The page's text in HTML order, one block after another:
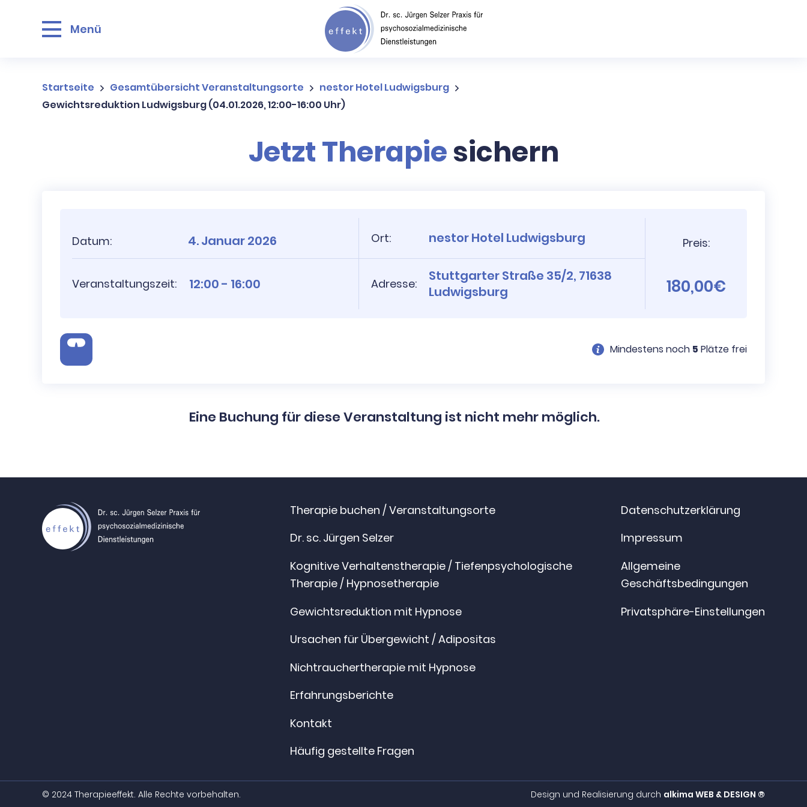
Menü
Startseite Gesamtübersicht Veranstaltungsorte
nestor Hotel Ludwigsburg
Gewichtsreduktion Ludwigsburg (04.01.2026, 12:00-16:00 Uhr)
Jetzt Therapiesichern
Datum: 4. Januar 2026
Veranstaltungszeit: 12:00 - 16:00
Ort: nestor Hotel Ludwigsburg
Adresse:
Stuttgarter Straße 35/2, 71638
Ludwigsburg
Preis:
180,00€
Mindestens noch 5 Plätze frei
Eine Buchung für diese Veranstaltung ist nicht mehr möglich.
Therapie buchen / Veranstaltungsorte
Dr. sc. Jürgen Selzer
Kognitive Verhaltenstherapie / Tiefenpsychologische
Therapie / Hypnosetherapie
Gewichtsreduktion mit Hypnose
Ursachen für Übergewicht / Adipositas
Nichtrauchertherapie mit Hypnose
Erfahrungsberichte
Kontakt
Häufig gestellte Fragen
Datenschutzerklärung
Impressum
Allgemeine
Geschäftsbedingungen
Privatsphäre-Einstellungen
Design und Realisierung durch alkima WEB & DESIGN ®
© 2024 Therapieeffekt. Alle Rechte vorbehalten.